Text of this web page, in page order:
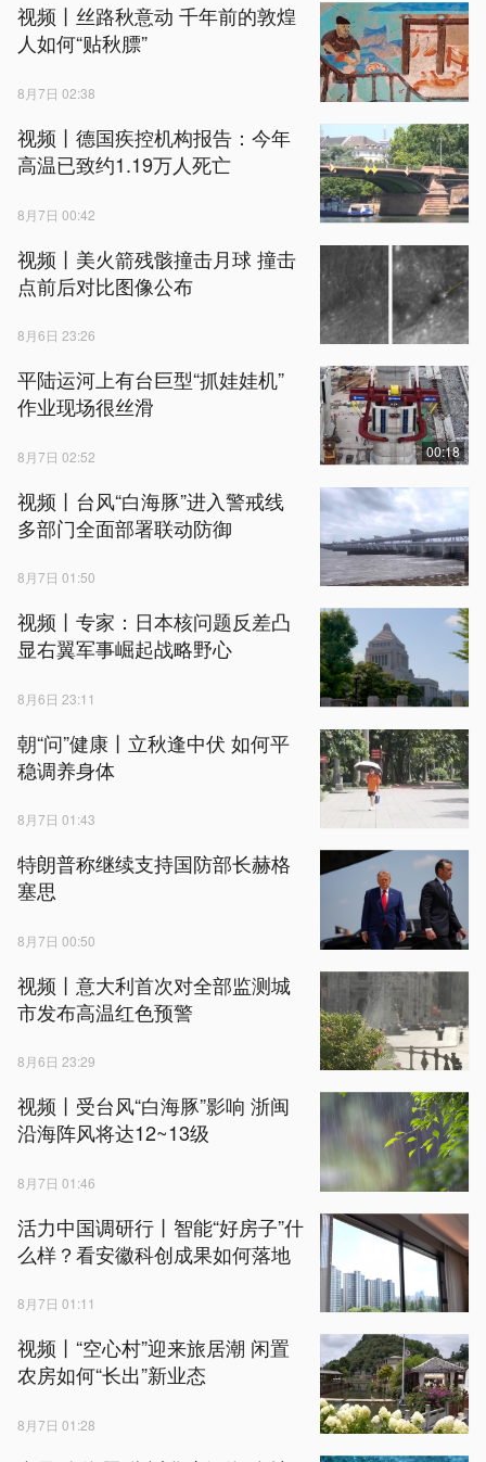
视频丨丝路秋意动 千年前的敦煌
人如何“贴秋膘”
8月7日 02:38
视频丨德国疾控机构报告：今年
高温已致约1.19万人死亡
8月7日 00:42
视频丨美火箭残骸撞击月球 撞击
点前后对比图像公布
8月6日 23:26
平陆运河上有台巨型“抓娃娃机”
作业现场很丝滑
8月7日 02:52 00:18
视频丨台风“白海豚”进入警戒线
多部门全面部署联动防御
8月7日 01:50
视频丨专家：日本核问题反差凸
显右翼军事崛起战略野心
8月6日 23:11
朝“问”健康丨立秋逢中伏 如何平
稳调养身体
8月7日 01:43
特朗普称继续支持国防部长赫格
塞思
8月7日 00:50
视频丨意大利首次对全部监测城
市发布高温红色预警
8月6日 23:29
视频丨受台风“白海豚”影响 浙闽
沿海阵风将达12~13级
8月7日 01:46
活力中国调研行丨智能“好房子”什
么样？看安徽科创成果如何落地
8月7日 01:11
视频丨“空心村”迎来旅居潮 闲置
农房如何“长出”新业态
8月7日 01:28